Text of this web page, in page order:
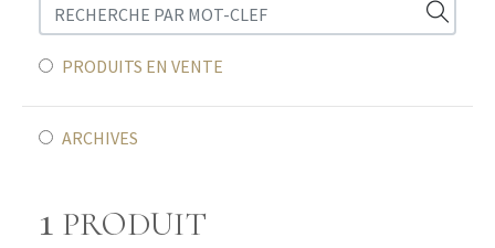
PRODUITS EN VENTE
ARCHIVES
1 PRODUIT